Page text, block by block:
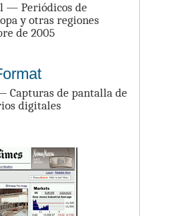
— Periódicos de
y otras regiones
de 2005
Capturas de pantalla de
digitales